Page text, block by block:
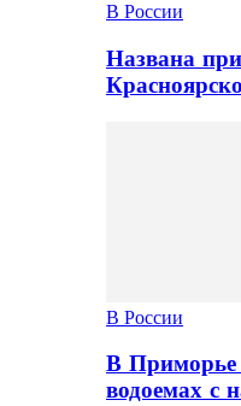
В России
Названа
В России
В Приморье
водоемах с